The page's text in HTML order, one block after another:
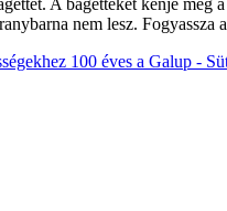
nem lesz. Fogyassza
100 éves a Galup -